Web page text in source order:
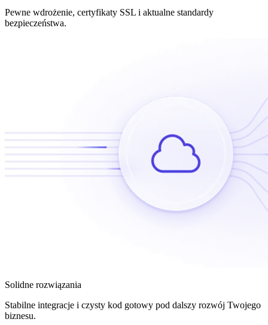
Pewne wdrożenie, certyfikaty SSL i aktualne standardy
bezpieczeństwa.
Solidne rozwiązania
Stabilne integracje i czysty kod gotowy pod dalszy rozwój Twojego
biznesu.